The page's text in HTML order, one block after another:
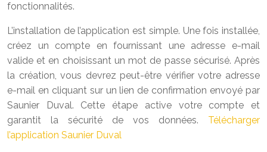
fonctionnalités.
L’installation de l’application est simple. Une fois installée,
créez un compte en fournissant une adresse e-mail
valide et en choisissant un mot de passe sécurisé. Après
la création, vous devrez peut-être vérifier votre adresse
e-mail en cliquant sur un lien de confirmation envoyé par
Saunier Duval. Cette étape active votre compte et
garantit la sécurité de vos données. Télécharger
l’application Saunier Duval